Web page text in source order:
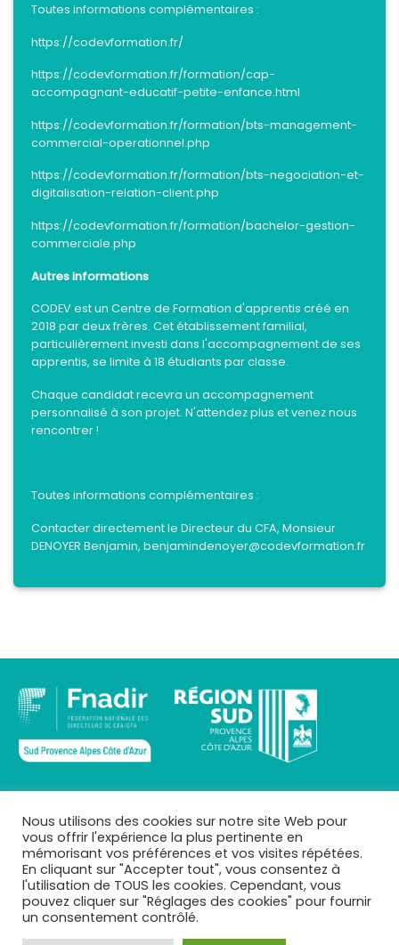
Toutes informations complémentaires :
https://codevformation.fr/
https://codevformation.fr/formation/cap-
accompagnant-educatif-petite-enfance.html
https://codevformation.fr/formation/bts-management-
commercial-operationnel.php
https://codevformation.fr/formation/bts-negociation-et-
digitalisation-relation-client.php
https://codevformation.fr/formation/bachelor-gestion-
commerciale.php
Autres informations
CODEV est un Centre de Formation d'apprentis créé en
2018 par deux frères. Cet établissement familial,
particulièrement investi dans l'accompagnement de ses
apprentis, se limite à 18 étudiants par classe.
Chaque candidat recevra un accompagnement
personnalisé à son projet. N'attendez plus et venez nous
rencontrer !
Toutes informations complémentaires :
Contacter directement le Directeur du CFA, Monsieur
DENOYER Benjamin, benjamindenoyer@codevformation.fr
Qui sommes-nous ?
Mentions légales
Téléchargements
Mes CFA
Se connecter
Nous utilisons des cookies sur notre site Web pour
vous offrir l'expérience la plus pertinente en
mémorisant vos préférences et vos visites répétées.
En cliquant sur "Accepter tout", vous consentez à
l'utilisation de TOUS les cookies. Cependant, vous
pouvez cliquer sur "Réglages des cookies" pour fournir
un consentement contrôlé.